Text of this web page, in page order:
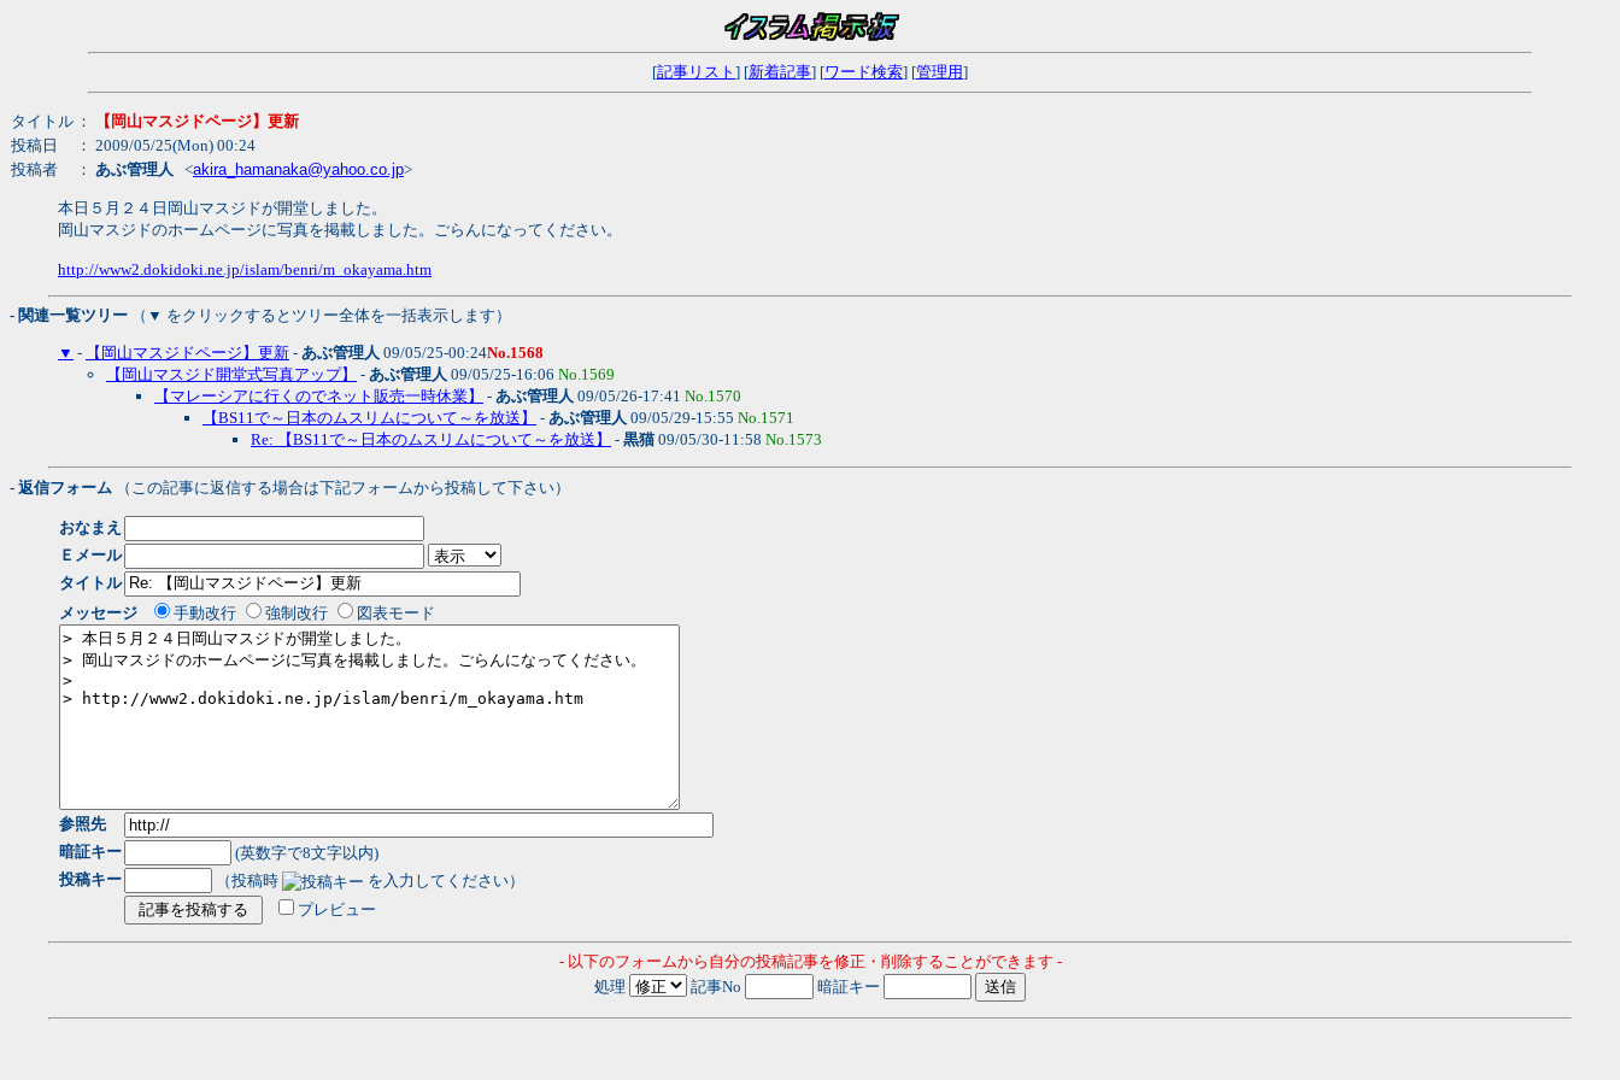
[記事リスト ] [新着記事] [ワード検索] [管理用]
タイトル ：
【岡山マスジドページ】更新
投稿日
： 2009/05/25(Mon) 00:24
投稿者
： あぶ管理人 <akira_hamanaka@yahoo.co.jp>
本日５月２４日岡山マスジドが開堂しました。
岡山マスジドのホームページに写真を掲載しました。ごらんになってください。
http://www2.dokidoki.ne.jp/islam/benri/m_okayama.htm
- 関連一覧ツリー （▼ をクリックするとツリー全体を一括表示します）
▼ - 【岡山マスジドページ】更新 - あぶ管理人 09/05/25-00:24No.1568
【岡山マスジド開堂式写真アップ】
- あぶ管理人 09/05/25-16:06 No.1569
【マレーシアに行くのでネット販売一時休業】
- あぶ管理人 09/05/26-17:41 No.1570
【BS11で～日本のムスリムについて～を放送】
- あぶ管理人 09/05/29-15:55 No.1571
Re: 【BS11で～日本のムスリムについて～を放送】
- 黒猫09/05/30-11:58 No.1573
- 返信フォーム （この記事に返信する場合は下記フォームから投稿して下さい）
おなまえ
Ｅメール
タイトル
メッセージ
手動改行 強制改行 図表モード
参照先
暗証キー
(英数字で8文字以内)
投稿キー
（投稿時
を入力してください）
プレビュー
- 以下のフォームから自分の投稿記事を修正・削除することができます -
処理
記事No 暗証キー